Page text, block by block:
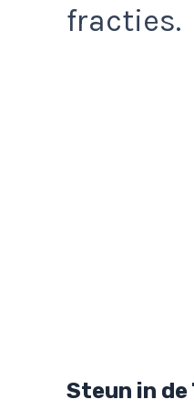
fracties.
Steun in de